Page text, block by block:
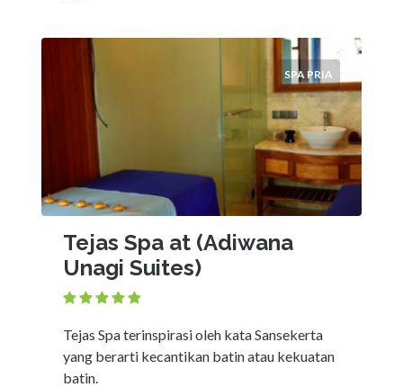
SPA PRIA
Tejas Spa at (Adiwana
Unagi Suites)
Tejas Spa terinspirasi oleh kata Sansekerta
yang berarti kecantikan batin atau kekuatan
batin.